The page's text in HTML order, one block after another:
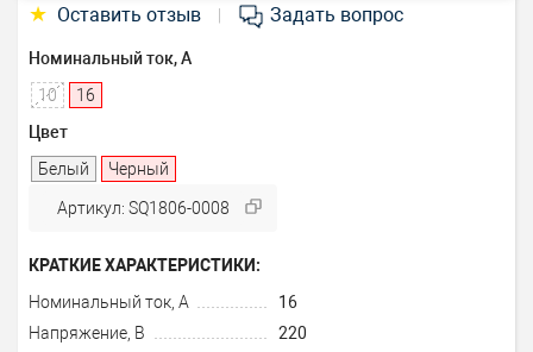
★ Оставить отзыв Задать вопрос
Номинальный ток, А
10
16
Цвет
Белый
Черный
Артикул: SQ1806-0008
КРАТКИЕ ХАРАКТЕРИСТИКИ:
Номинальный ток, А
16
Напряжение, В
220